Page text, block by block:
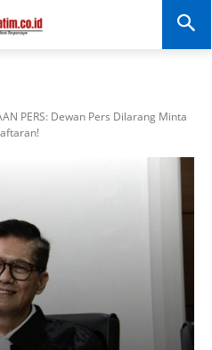
SEPUTAR JATIM
Portal Informasi Dan
PERS: Dewan Pers Dilarang Minta